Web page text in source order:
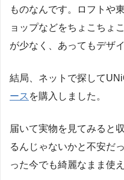
ものなんです。ロフトや
ョップなどをちょこちょ
が少なく、あってもデザ
結局、ネットで探して
ース を購入しました。
届いて実物を見てみると
るんじゃないかと不安だ
った今でも綺麗なまま使